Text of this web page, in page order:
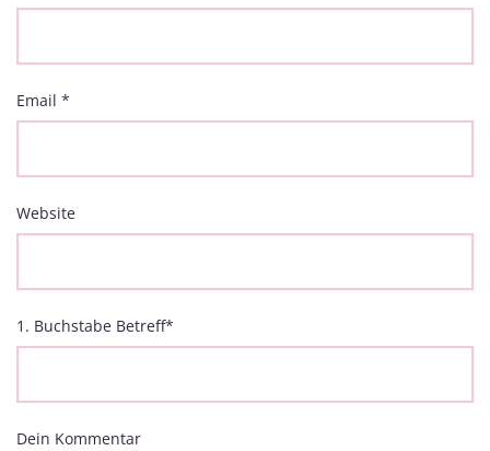
Email *
Website
1. Buchstabe Betreff*
Dein Kommentar